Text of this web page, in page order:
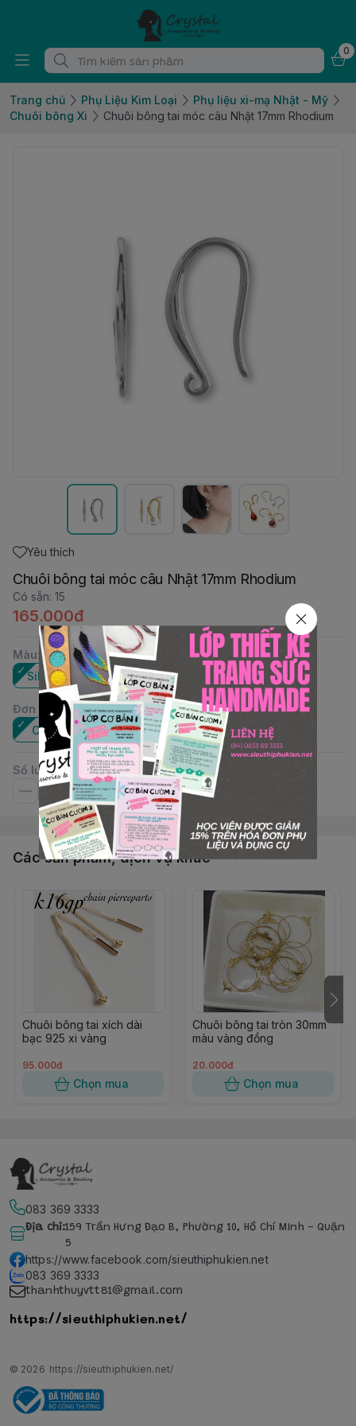
0
Trang chủ Phụ Liệu Kim Loại
Phụ liệu xi-mạ Nhật - Mỹ
Chuôi bông Xi
Chuôi bông tai móc câu Nhật 17mm Rhodium
Yêu thích
Chuôi bông tai móc câu Nhật 17mm Rhodium
Có sẵn: 15
165.000đ
Màu:
Silver
Gold
Đơn vị
Cặp
Số lượng
Các sản phẩm, dịch vụ khác
Chuôi bông tai xích dài
bạc 925 xi vàng
95.000đ
Chọn mua
Chuôi bông tai tròn 30mm
màu vàng đồng
20.000đ
Chọn mua
083 369 3333
Địa chỉ:159 Trần Hưng Đạo B, Phường 10, Hồ Chí Minh - Quận
5
https://www.facebook.com/sieuthiphukien.net
083 369 3333
thanhthuyvtt81@gmail.com
https://sieuthiphukien.net/
© 2026 https://sieuthiphukien.net/